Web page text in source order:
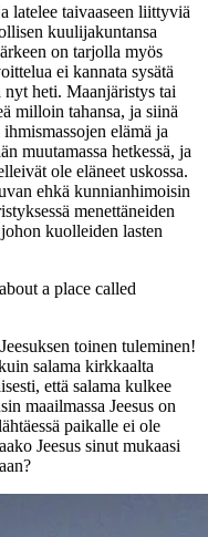
latelee taivaaseen liittyviä
kuulijakuntansa
on tarjolla myös
ei kannata sysätä
nyt heti. Maanjäristys tai
milloin tahansa, ja siinä
elämä ja
muutamassa hetkessä, ja
ole eläneet uskossa.
ehkä kunnianhimoisin
menettäneiden
kuolleiden lasten
a place called
toinen tuleminen!
salama kirkkaalta
että salama kulkee
maailmassa Jeesus on
paikalle ei ole
Jeesus sinut mukaasi